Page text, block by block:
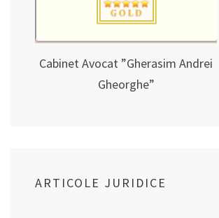
Cabinet Avocat ”Gherasim Andrei
Gheorghe”
ARTICOLE JURIDICE